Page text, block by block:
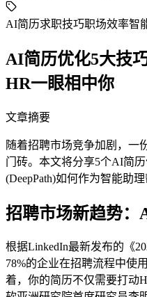
AI简历求职技巧职场效率智
AI简历优化5大技
HR一眼相中你
文章摘要
随着招聘市场竞争加剧，一
门砖。本文将分享5个AI简
(DeepPath)如何作为智能助
招聘市场新趋势：
根据LinkedIn最新发布的《
78%的企业在招聘流程中使
着，你的简历不仅需要打动